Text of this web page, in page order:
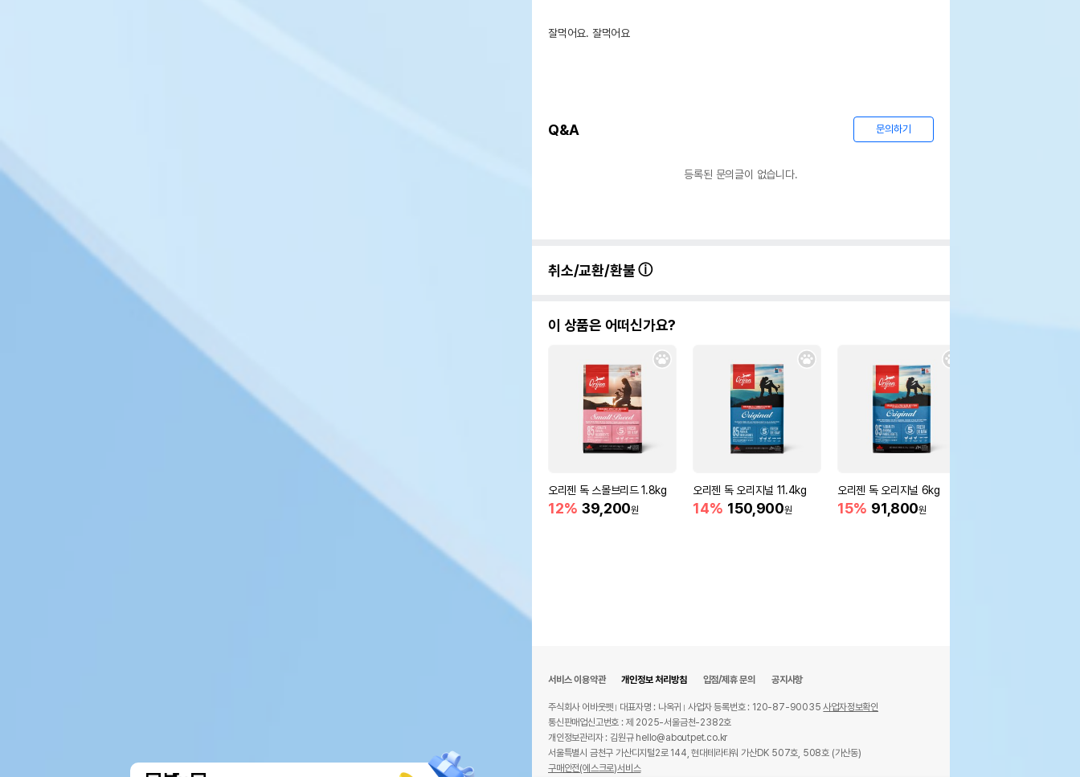
잘먹어요. 잘먹어요
Q&A 문의하기
등록된 문의글이 없습니다.
취소/교환/환불
이 상품은 어떠신가요?
오리젠 독 스몰브리드 1.8kg
12% 39,200원
오리젠 독 오리지널 11.4kg
14% 150,900원
오리젠 독 오리지널 6kg
15% 91,800원
서비스 이용약관 개인정보 처리방침 입점/제휴 문의 공지사항
주식회사 어바웃펫 대표자명 : 나옥귀 사업자 등록번호 : 120-87-90035사업자정보확인
통신판매업신고번호 : 제 2025-서울금천-2382호
개인정보관리자 : 김원규 hello@aboutpet.co.kr
서울특별시 금천구 가산디지털2로 144, 현대테라타워 가산DK 507호, 508호 (가산동)
구매안전(에스크로)서비스